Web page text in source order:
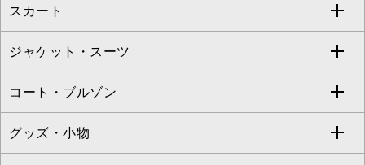
ブラウス・シャツ
ニット・セーター
カーディガン
アンサンブルセット
ワンピース
ドレス
チュニック
ジャンパースカート
すべてのパンツ
フルレングスパンツ
クロップド・半端丈パンツ
ガウチョ・ワイドパンツ
スカート
すべてのスカート
ロング・マキシ丈スカート
ひざ丈スカート
ジャケット・スーツ
すべてのジャケット・スーツ
テーラードジャケット
コート・ブルゾン
すべてのコート・ブルゾン
グッズ・小物